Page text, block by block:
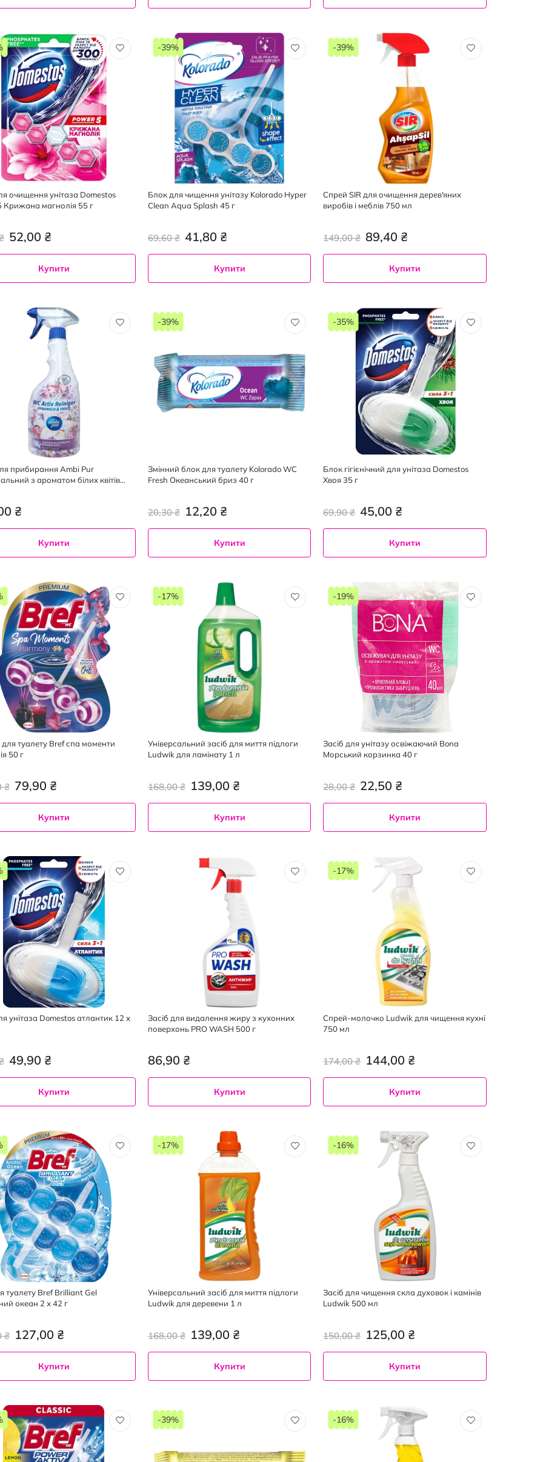
очищення унітаза Domestos
Крижана магнолія 55 г
52,00 ₴
Купити
Блок для чищення унітазу Kolorado Hyper
Clean Aqua Splash 45 г
41,80 ₴
69,60 ₴
-39%
Купити
Спрей SIR для очищення дерев'яних
виробів і меблів 750 мл
89,40 ₴
149,00 ₴
-39%
Купити
прибирання Ambi Pur
з ароматом білих квітів
₴
Купити
Змінний блок для туалету Kolorado WC
Fresh Океанський бриз 40 г
12,20 ₴
20,30 ₴
-39%
Купити
Блок гігієнічний для унітаза Domestos
Хвоя 35 г
45,00 ₴
69,90 ₴
-35%
Купити
туалету Bref спа моменти
50 г
79,90 ₴
₴
Купити
Універсальний засіб для миття підлоги
Ludwik для ламінату 1 л
139,00 ₴
168,00 ₴
-17%
Купити
Засіб для унітазу освіжаючий Bona
Морський корзинка 40 г
22,50 ₴
28,00 ₴
-19%
Купити
унітаза Domestos атлантик 12 х
49,90 ₴
Купити
Засіб для видалення жиру з кухонних
поверхонь PRO WASH 500 г
86,90 ₴
Купити
Спрей-молочко Ludwik для чищення кухні
750 мл
144,00 ₴
174,00 ₴
-17%
Купити
туалету Bref Brilliant Gel
океан 2 х 42 г
127,00 ₴
₴
Купити
Універсальний засіб для миття підлоги
Ludwik для деревени 1 л
139,00 ₴
168,00 ₴
-17%
Купити
Засіб для чищення скла духовок і камінів
Ludwik 500 мл
125,00 ₴
150,00 ₴
-16%
Купити
-39% -16%